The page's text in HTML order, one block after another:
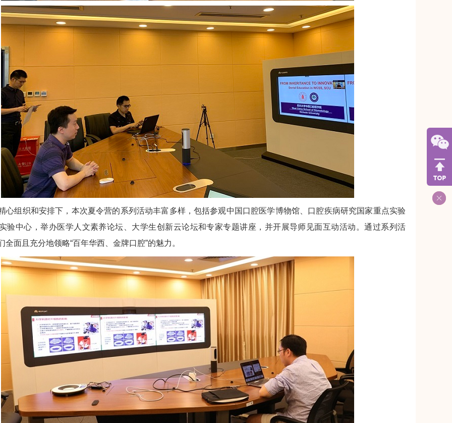
组织和安排下，本次夏令营的系列活动丰富多样，包括参观中国口腔医学博物馆、口腔疾病研究国家重点实验
验中心，举办医学人文素养论坛、大学生创新云论坛和专家专题讲座，并开展导师见面互动活动。通过系列活
全面且充分地领略“百年华西、金牌口腔”的魅力。